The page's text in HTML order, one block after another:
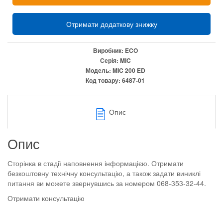
Отримати додаткову знижку
Виробник: ECO
Серія: MIC
Модель: MIC 200 ED
Код товару: 6487-01
Опис
Опис
Сторінка в стадії наповнення інформацією. Отримати
безкоштовну технічну консультацію, а також задати виниклі
питання ви можете звернувшись за номером 068-353-32-44.
Отримати консультацію